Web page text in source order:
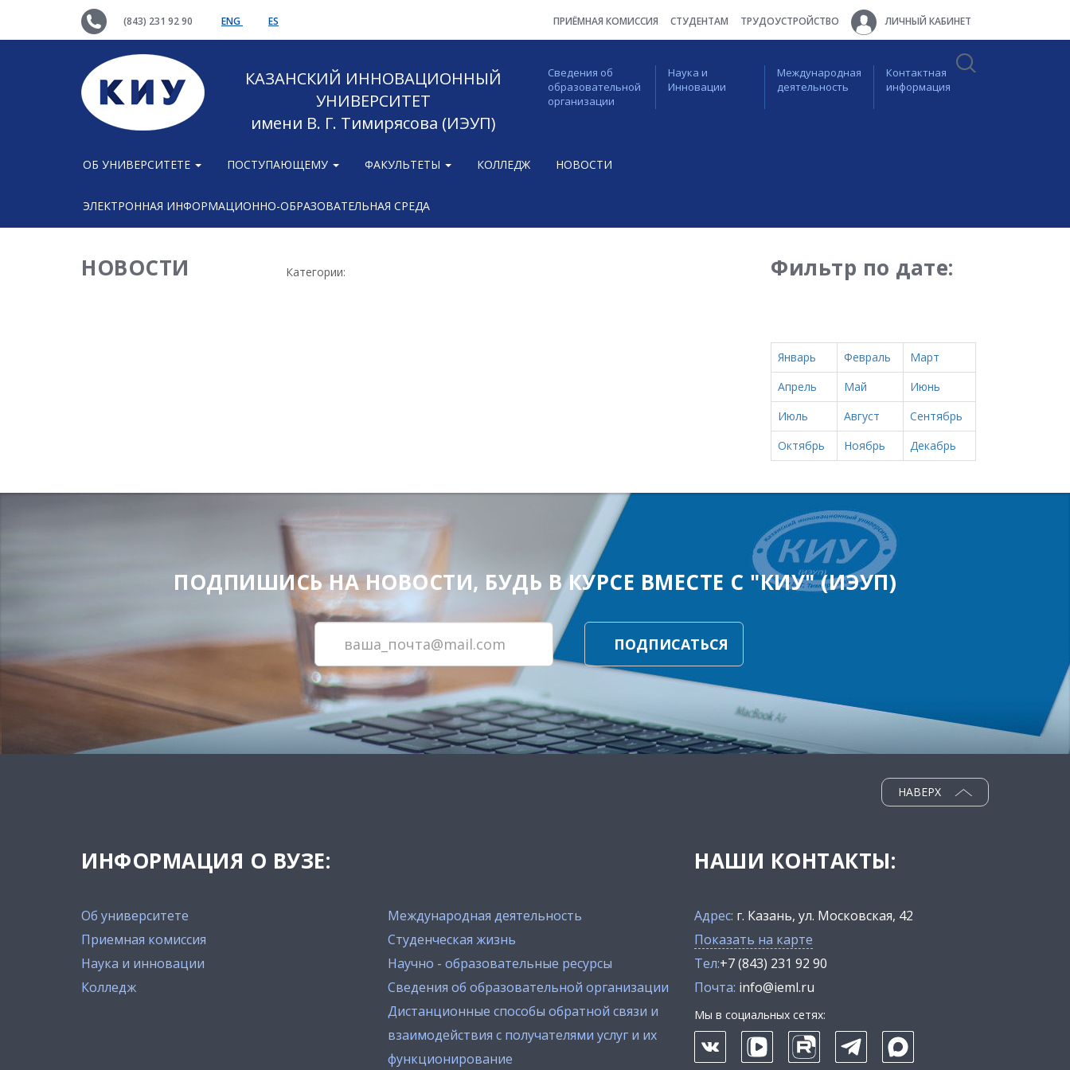
(843) 231 92 90 ENG ES ПРИЁМНАЯ КОМИССИЯ СТУДЕНТАМ ТРУДОУСТРОЙСТВО ЛИЧНЫЙ КАБИНЕТ
КАЗАНСКИЙ ИННОВАЦИОННЫЙ
УНИВЕРСИТЕТ
имени В. Г. Тимирясова (ИЭУП)
Сведения об
образовательной
организации
Наука и
Инновации
Международная
деятельность
Контактная
информация
ОБ УНИВЕРСИТЕТЕ ПОСТУПАЮЩЕМУ ФАКУЛЬТЕТЫ КОЛЛЕДЖ НОВОСТИ
ЭЛЕКТРОННАЯ ИНФОРМАЦИОННО-ОБРАЗОВАТЕЛЬНАЯ СРЕДА
НОВОСТИ Категории: Фильтр по дате:
Январь Февраль
Март
Апрель
Май
Июнь
Июль
Август
Сентябрь
Октябрь
Ноябрь Декабрь
ПОДПИШИСЬ НА НОВОСТИ, БУДЬ В КУРСЕ ВМЕСТЕ С "КИУ" (ИЭУП)
ПОДПИСАТЬСЯ
ИНФОРМАЦИЯ О ВУЗЕ:
Об университете
Приемная комиссия
Наука и инновации
Колледж
Международная деятельность
Студенческая жизнь
Научно - образовательные ресурсы
Сведения об образовательной организации
Дистанционные способы обратной связи и
взаимодействия с получателями услуг и их
функционирование
НАВЕРХ
НАШИ КОНТАКТЫ:
Адрес: г. Казань, ул. Московская, 42
Показать на карте
Тел:+7 (843) 231 92 90
Почта: info@ieml.ru
Мы в социальных сетях: